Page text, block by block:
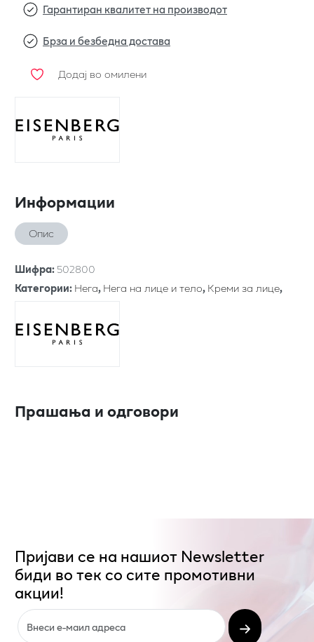
Гарантиран квалитет на производот
Брза и безбедна достава
Додај во омилени
Информации
Опис
Шифра:502800
Категории:Нега,Нега на лице и тело,Креми за лице,
Прашања и одговори
Пријави се на нашиот Newsletter
биди во тек со сите промотивни
акции!